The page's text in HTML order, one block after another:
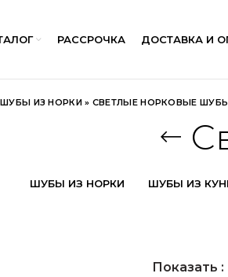
РАССРОЧКА ДОСТАВКА И
ШУБЫ ИЗ НОРКИ» СВЕТЛЫЕ НОРКОВЫЕ
ШУБЫ ИЗ НОРКИ ШУБЫ ИЗ
Показать